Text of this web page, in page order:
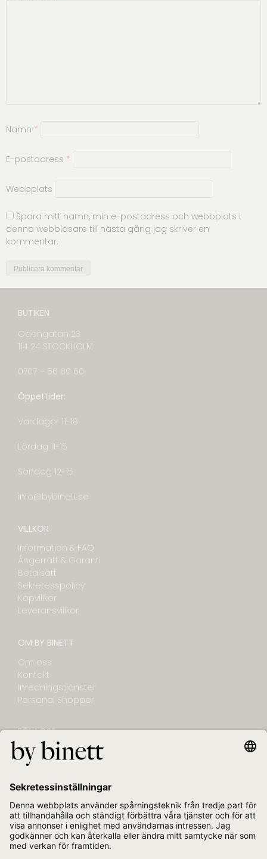
Namn *
E-postadress *
Webbplats
Spara mitt namn, min e-postadress och webbplats i
denna webbläsare till nästa gång jag skriver en
kommentar.
BUTIKEN
Odengatan 23
114 24 STOCKHOLM
0707 – 56 89 60
Öppettider:
Vardagar 11-18
Lördag 11-15
Söndag 12-15
info@bybinett.se
VILLKOR
Information & FAQ
Ångerrätt & Garanti
Betalsätt
Sekretesspolicy
Köpvillkor
Leveransvillkor
OM BY BINETT
Om oss
Kontakt
Inredningstjänster
Personal Shopper
FÖLJ OSS
NYHETSBREV
E-post